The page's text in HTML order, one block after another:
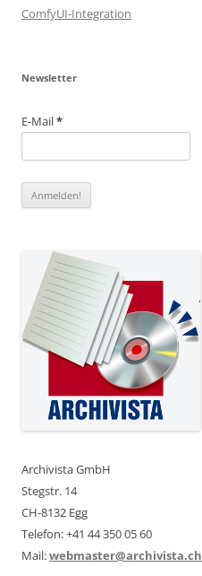
ComfyUI-Integration
Newsletter
E-Mail*
Archivista GmbH
Stegstr. 14
CH-8132 Egg
Telefon: +41 44 350 05 60
Mail:webmaster@archivista.ch